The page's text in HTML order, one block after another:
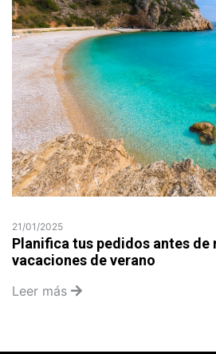
21/01/2025
Planifica tus pedidos antes
vacaciones de verano
Leer más